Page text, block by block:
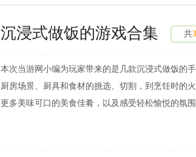
沉浸式做饭的游戏合集 共
本次当游网小编为玩家带来的是几款沉浸式做饭的
厨房场景、厨具和食材的挑选、切割，到烹饪时的
更多美味可口的美食佳肴，以及感受轻松愉悦的氛